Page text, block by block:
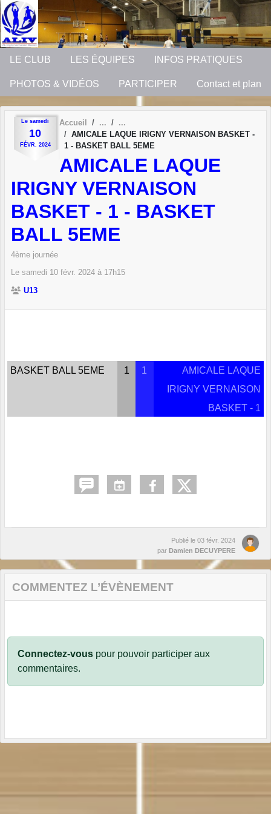
LE CLUB LES ÉQUIPES INFOS PRATIQUES
PHOTOS & VIDÉOS PARTICIPER Contact et plan
Le samedi
10
FÉVR. 2024
Accueil
AMICALE LAQUE IRIGNY VERNAISON BASKET -
1 - BASKET BALL 5EME
AMICALE LAQUE
IRIGNY VERNAISON
BASKET - 1 - BASKET
BALL 5EME
4ème journée
Le samedi 10 févr. 2024 à 17h15
U13
BASKET BALL 5EME 1 1
AMICALE LAQUE
IRIGNY VERNAISON
BASKET - 1
Publié le 03 févr. 2024
par Damien DECUYPERE
COMMENTEZ L’ÉVÈNEMENT
Connectez-vous pour pouvoir participer aux
commentaires.
Panneau de gestion des cookies